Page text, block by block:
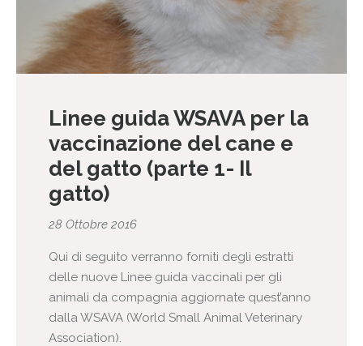
Linee guida WSAVA per la
vaccinazione del cane e
del gatto (parte 1- Il
gatto)
28 Ottobre 2016
Qui di seguito verranno forniti degli estratti
delle nuove Linee guida vaccinali per gli
animali da compagnia aggiornate quest’anno
dalla WSAVA (World Small Animal Veterinary
Association).